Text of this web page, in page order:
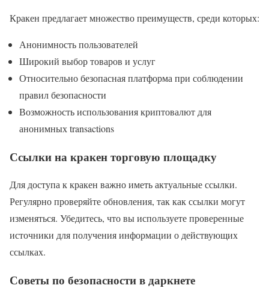
Кракен предлагает множество преимуществ, среди которых:
Анонимность пользователей
Широкий выбор товаров и услуг
Относительно безопасная платформа при соблюдении
правил безопасности
Возможность использования криптовалют для
анонимных transactions
Ссылки на кракен торговую площадку
Для доступа к кракен важно иметь актуальные ссылки.
Регулярно проверяйте обновления, так как ссылки могут
изменяться. Убедитесь, что вы используете проверенные
источники для получения информации о действующих
ссылках.
Советы по безопасности в даркнете